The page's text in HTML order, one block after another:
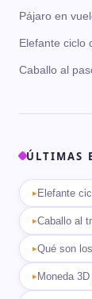
Pájaro en
Elefante ciclo
Caballo al
ÚLTIMAS
Elefante
Caballo al
Qué son
Moneda